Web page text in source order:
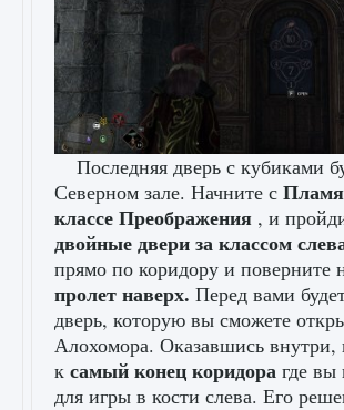
Последняя дверь с кубиками
Северном зале. Начните с
классе Преображения , и
двойные двери за классом
прямо по коридору и поверните
пролет наверх. Перед вами
дверь, которую вы сможете
Алохомора. Оказавшись внутри,
к самый конец коридора где вы
для игры в кости слева. Его